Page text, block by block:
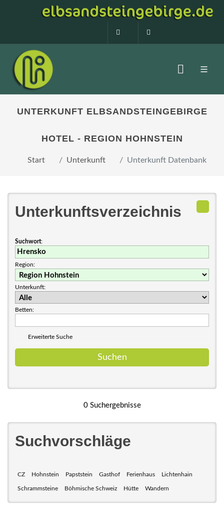
0160 99873408
UNTERKUNFT ELBSANDSTEINGEBIRGE
HOTEL - REGION HOHNSTEIN
Start Unterkunft Unterkunft Datenbank
Unterkunftsverzeichnis
Suchwort:
Region:
Unterkunft:
Betten:
Erweiterte Suche
0 Suchergebnisse
Suchvorschläge
CZ Hohnstein Papststein Gasthof Ferienhaus Lichtenhain
Schrammsteine Böhmische Schweiz Hütte Wandern